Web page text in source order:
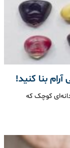
بنا کنید!
کوچک که